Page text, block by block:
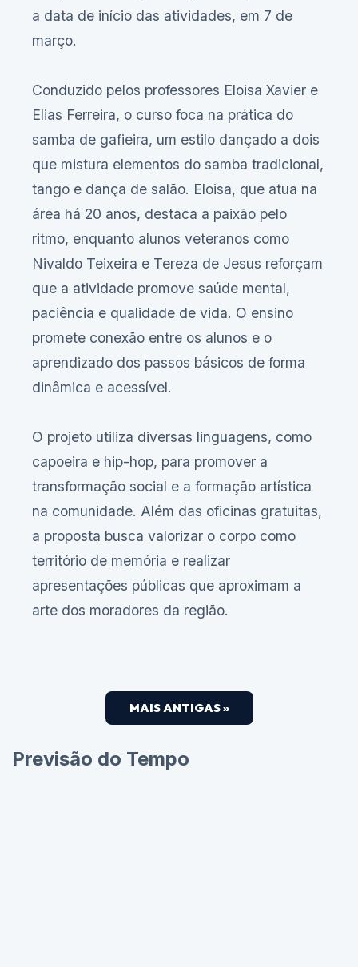
a data de início das atividades, em 7 de
março.
Conduzido pelos professores Eloisa Xavier e
Elias Ferreira, o curso foca na prática do
samba de gafieira, um estilo dançado a dois
que mistura elementos do samba tradicional,
tango e dança de salão. Eloisa, que atua na
área há 20 anos, destaca a paixão pelo
ritmo, enquanto alunos veteranos como
Nivaldo Teixeira e Tereza de Jesus reforçam
que a atividade promove saúde mental,
paciência e qualidade de vida. O ensino
promete conexão entre os alunos e o
aprendizado dos passos básicos de forma
dinâmica e acessível.
O projeto utiliza diversas linguagens, como
capoeira e hip-hop, para promover a
transformação social e a formação artística
na comunidade. Além das oficinas gratuitas,
a proposta busca valorizar o corpo como
território de memória e realizar
apresentações públicas que aproximam a
arte dos moradores da região.
MAIS ANTIGAS »
Previsão do Tempo